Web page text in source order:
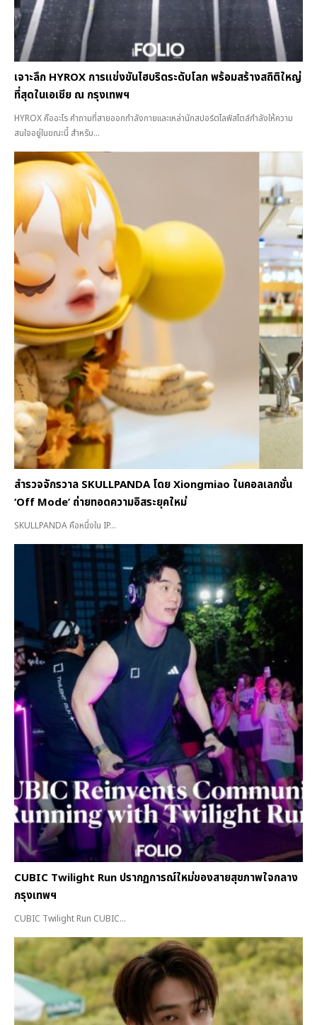
เจาะลึก HYROX การแข่งขันไฮบริดระดับโลก พร้อมสร้างสถิติใหญ่
ที่สุดในเอเชีย ณ กรุงเทพฯ
HYROX คืออะไร คำถามที่สายออกกำลังกายและเหล่านักสปอร์ตไลฟ์สไตล์กำลังให้ความ
สนใจอยู่ในขณะนี้ สำหรับ...
สำรวจจักรวาล SKULLPANDA โดย Xiongmiao ในคอลเลกชั่น
‘Off Mode’ ถ่ายทอดความอิสระยุคใหม่
SKULLPANDA คือหนึ่งใน IP...
CUBIC Twilight Run ปรากฏการณ์ใหม่ของสายสุขภาพใจกลาง
กรุงเทพฯ
CUBIC Twilight Run CUBIC...